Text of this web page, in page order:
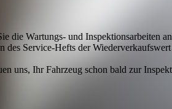
die Wartungs- und Inspektionsarbeiten
Service-Hefts der
uns, Ihr Fahrzeug schon bald zur